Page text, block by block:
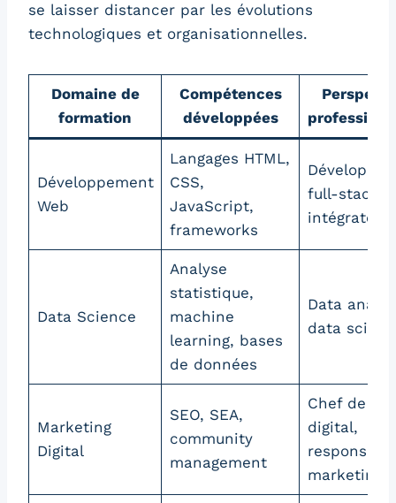
se laisser distancer par les évolutions
technologiques et organisationnelles.
Domaine de
formation
Compétences
développées
Développement
Web
Langages HTML,
CSS,
JavaScript,
frameworks
full-stack,
intégrateur
Data Science
Analyse
statistique,
machine
learning, bases
de données
Data
data
Marketing
Digital
SEO, SEA,
community
management
Chef de
digital,
marketing